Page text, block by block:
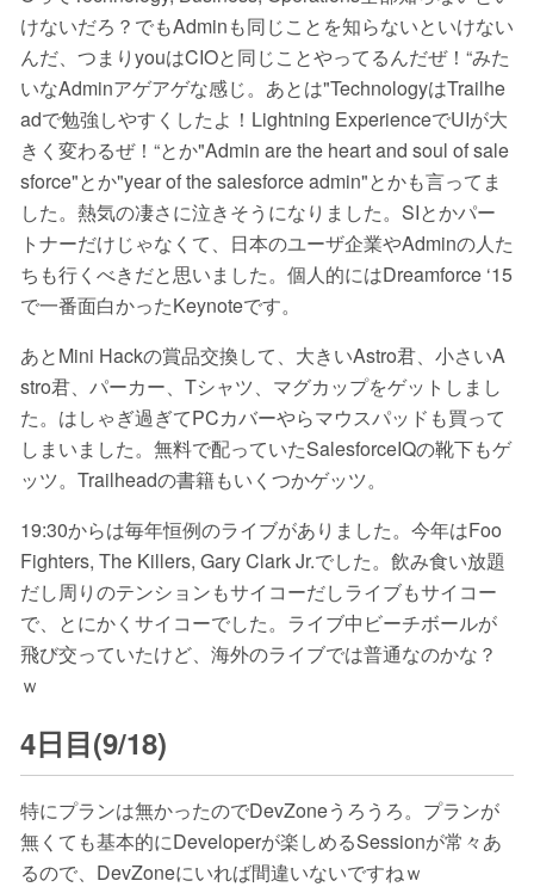
けないだろ？でもAdminも同じことを知らないといけない
んだ、つまりyouはCIOと同じことやってるんだぜ！“みた
いなAdminアゲアゲな感じ。あとは"TechnologyはTrailhe
adで勉強しやすくしたよ！Lightning ExperienceでUIが大
きく変わるぜ！“とか"Admin are the heart and soul of sale
sforce"とか"year of the salesforce admin"とかも言ってま
した。熱気の凄さに泣きそうになりました。SIとかパー
トナーだけじゃなくて、日本のユーザ企業やAdminの人た
ちも行くべきだと思いました。個人的にはDreamforce ‘15
で一番面白かったKeynoteです。
あとMini Hackの賞品交換して、大きいAstro君、小さいA
stro君、パーカー、Tシャツ、マグカップをゲットしまし
た。はしゃぎ過ぎてPCカバーやらマウスパッドも買って
しまいました。無料で配っていたSalesforceIQの靴下もゲ
ッツ。Trailheadの書籍もいくつかゲッツ。
19:30からは毎年恒例のライブがありました。今年はFoo
Fighters, The Killers, Gary Clark Jr.でした。飲み食い放題
だし周りのテンションもサイコーだしライブもサイコー
で、とにかくサイコーでした。ライブ中ビーチボールが
飛び交っていたけど、海外のライブでは普通なのかな？
ｗ
4日目(9/18)
特にプランは無かったのでDevZoneうろうろ。プランが
無くても基本的にDeveloperが楽しめるSessionが常々あ
るので、DevZoneにいれば間違いないですねｗ